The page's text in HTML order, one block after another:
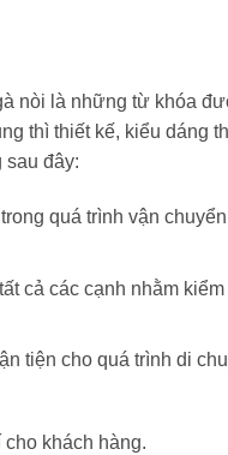
nòi là những từ khóa
thì thiết kế, kiểu dáng
sau đây:
quá trình vận
cả các cạnh nhằm kiểm
tiện cho quá trình di
khách hàng.